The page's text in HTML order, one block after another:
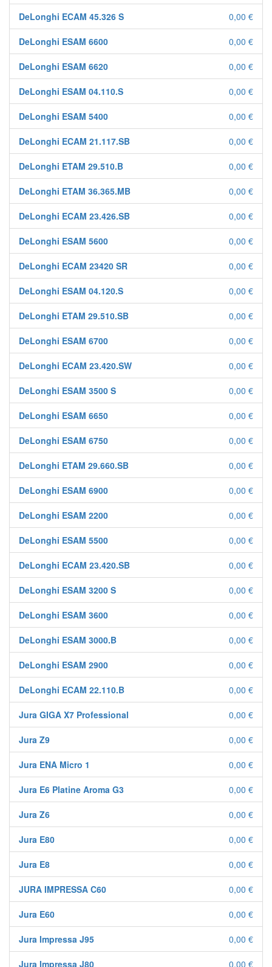
DeLonghi ECAM 45.326 S 0,00 €
DeLonghi ESAM 6600 0,00 €
DeLonghi ESAM 6620 0,00 €
DeLonghi ESAM 04.110.S 0,00 €
DeLonghi ESAM 5400 0,00 €
DeLonghi ECAM 21.117.SB 0,00 €
DeLonghi ETAM 29.510.B 0,00 €
DeLonghi ETAM 36.365.MB 0,00 €
DeLonghi ECAM 23.426.SB 0,00 €
DeLonghi ESAM 5600 0,00 €
DeLonghi ECAM 23420 SR 0,00 €
DeLonghi ESAM 04.120.S 0,00 €
DeLonghi ETAM 29.510.SB 0,00 €
DeLonghi ESAM 6700 0,00 €
DeLonghi ECAM 23.420.SW 0,00 €
DeLonghi ESAM 3500 S 0,00 €
DeLonghi ESAM 6650 0,00 €
DeLonghi ESAM 6750 0,00 €
DeLonghi ETAM 29.660.SB 0,00 €
DeLonghi ESAM 6900 0,00 €
DeLonghi ESAM 2200 0,00 €
DeLonghi ESAM 5500 0,00 €
DeLonghi ECAM 23.420.SB 0,00 €
DeLonghi ESAM 3200 S 0,00 €
DeLonghi ESAM 3600 0,00 €
DeLonghi ESAM 3000.B 0,00 €
DeLonghi ESAM 2900 0,00 €
DeLonghi ECAM 22.110.B 0,00 €
Jura GIGA X7 Professional 0,00 €
Jura Z9 0,00 €
Jura ENA Micro 1 0,00 €
Jura E6 Platine Aroma G3 0,00 €
Jura Z6 0,00 €
Jura E80 0,00 €
Jura E8 0,00 €
JURA IMPRESSA C60 0,00 €
Jura E60 0,00 €
Jura Impressa J95 0,00 €
Jura Impressa J80 0,00 €